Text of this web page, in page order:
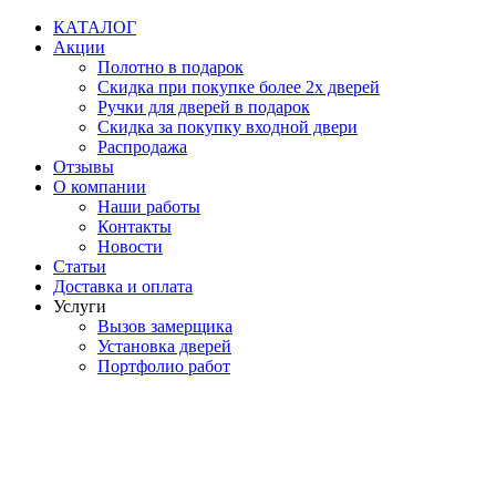
Перейти
содержимому
КАТАЛОГ
Акции
Полотно в подарок
Скидка при покупке более 2х дверей
Ручки для дверей в подарок
Скидка за покупку входной двери
Распродажа
Отзывы
О компании
Наши работы
Контакты
Новости
Статьи
Доставка и оплата
Услуги
Вызов замерщика
Установка дверей
Портфолио работ